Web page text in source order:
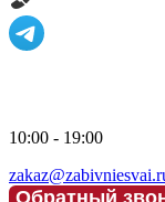
10:00 - 19:00
Обратный